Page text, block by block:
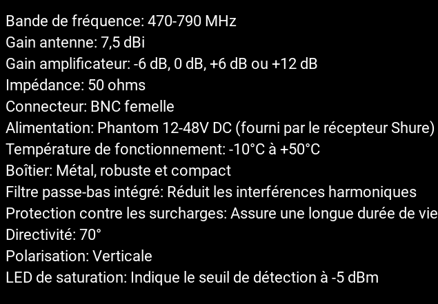
Bande de fréquence: 470-790 MHz
Gain antenne: 7,5 dBi
Gain amplificateur: -6 dB, 0 dB, +6 dB ou +12 dB
Impédance: 50 ohms
Connecteur: BNC femelle
Alimentation: Phantom 12-48V DC (fourni par le récepteur Shure)
Température de fonctionnement: -10°C à +50°C
Boîtier: Métal, robuste et compact
Filtre passe-bas intégré: Réduit les interférences harmoniques
Protection contre les surcharges: Assure une longue durée de vie
Directivité: 70°
Polarisation: Verticale
LED de saturation: Indique le seuil de détection à -5 dBm